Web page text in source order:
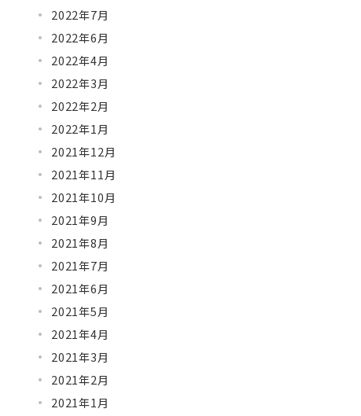
2022年7月
2022年6月
2022年4月
2022年3月
2022年2月
2022年1月
2021年12月
2021年11月
2021年10月
2021年9月
2021年8月
2021年7月
2021年6月
2021年5月
2021年4月
2021年3月
2021年2月
2021年1月